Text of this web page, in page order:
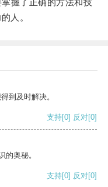
握了正确的方法和技
人。
到及时解决。
支持[0] 反对[0]
的奥秘。
支持[0] 反对[0]